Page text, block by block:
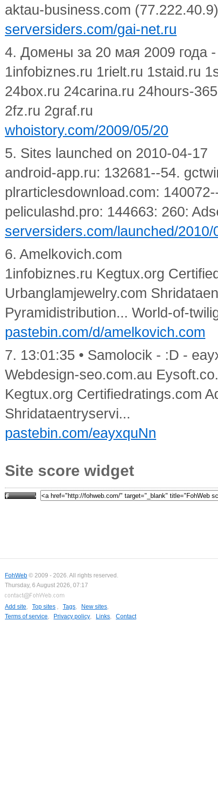
aktau-business.com (77.222.40.9)
serversiders.com/gai-net.ru
4. Домены за 20 мая 2009 года
1infobiznes.ru 1rielt.ru 1staid.ru
24box.ru 24carina.ru 24hours-
2fz.ru 2graf.ru
whoistory.com/2009/05/20
5. Sites launched on 2010-04-17
android-app.ru: 132681--54.
plrarticlesdownload.com:
peliculashd.pro: 144663: 260:
serversiders.com/launched/2010/
6. Amelkovich.com
1infobiznes.ru Kegtux.org
Urbanglamjewelry.com
Pyramidistribution... World-of-
pastebin.com/d/amelkovich.com
7. 13:01:35 • Samolocik - :D -
Webdesign-seo.com.au
Kegtux.org Certifiedratings.com
Shridataentryservi...
pastebin.com/eayxquNn
Site score widget
FohWeb © 2009 - 2026. All rights reserved.
Thursday, 6 August 2026, 07:17
Add site, Top sites , Tags, New sites,
Terms of service, Privacy policy, Links, Contact